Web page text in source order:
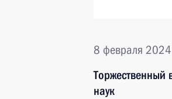
8 февраля 2024
Торжественный
наук